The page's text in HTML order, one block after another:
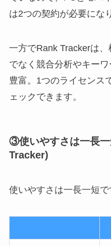
は2つの契約が必要にな
一方でRank Trackerは
でなく競合分析やキー
豊富。1つのライセンス
ェックできます。
③使いやすさは一長
Tracker)
使いやすさは一長一短で